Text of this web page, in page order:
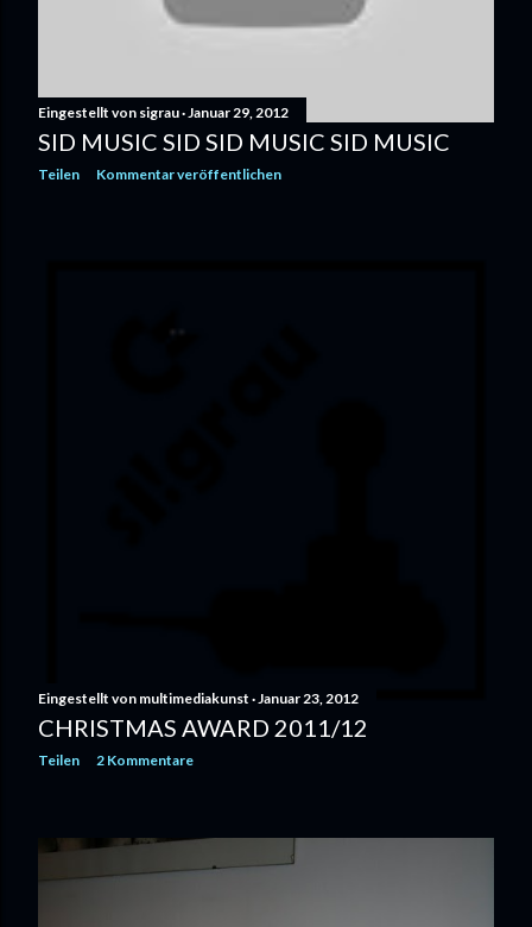
Eingestellt von sigrau Januar 29, 2012
SID MUSIC SID SID MUSIC SID MUSIC
Teilen Kommentar veröffentlichen
Eingestellt von multimediakunst Januar 23, 2012
CHRISTMAS AWARD 2011/12
Teilen 2 Kommentare